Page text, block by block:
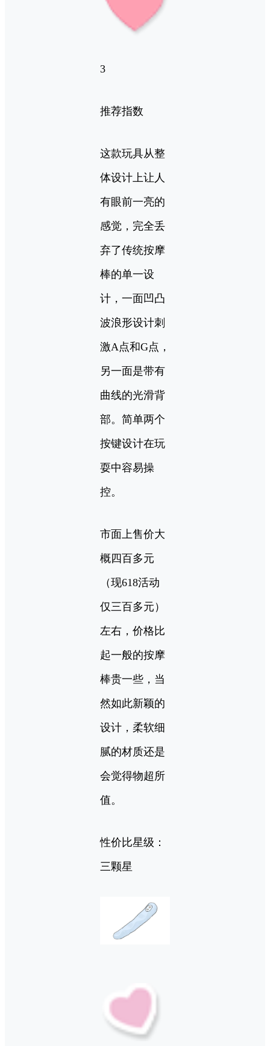
3
推荐指数
这款玩具从整
体设计上让人
有眼前一亮的
感觉，完全丢
弃了传统按摩
棒的单一设
计，一面凹凸
波浪形设计刺
激A点和G点，
另一面是带有
曲线的光滑背
部。简单两个
按键设计在玩
耍中容易操
控。
市面上售价大
概四百多元
（现618活动
仅三百多元）
左右，价格比
起一般的按摩
棒贵一些，当
然如此新颖的
设计，柔软细
腻的材质还是
会觉得物超所
值。
性价比星级：
三颗星